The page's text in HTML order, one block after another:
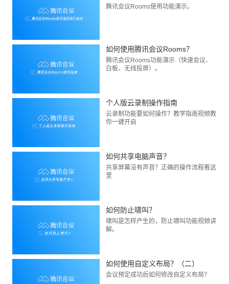
腾讯会议Rooms使用功能演示。
如何使用腾讯会议Rooms？
腾讯会议Rooms功能演示（快速会议、
白板、无线投屏）。
个人版云录制操作指南
云录制功能要如何操作？教学指南视频教
你一键开启
如何共享电脑声音？
共享屏幕没有声音？正确的操作流程看这
里
如何防止啸叫？
啸叫是怎样产生的，防止啸叫功能视频讲
解。
如何使用自定义布局？（二）
会议预定成功后如何修改自定义布局？